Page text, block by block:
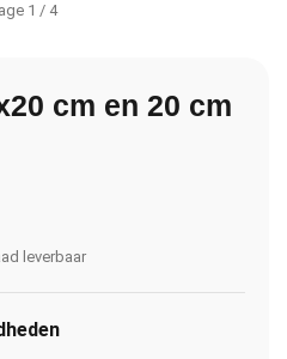
1 / 4
cm en 20 cm
leverbaar